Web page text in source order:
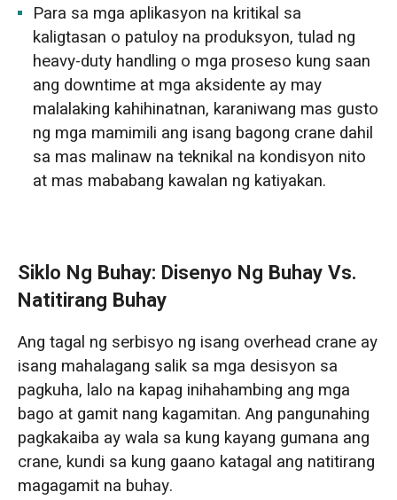
Para sa mga aplikasyon na kritikal sa
kaligtasan o patuloy na produksyon, tulad ng
heavy-duty handling o mga proseso kung saan
ang downtime at mga aksidente ay may
malalaking kahihinatnan, karaniwang mas gusto
ng mga mamimili ang isang bagong crane dahil
sa mas malinaw na teknikal na kondisyon nito
at mas mababang kawalan ng katiyakan.
Siklo Ng Buhay: Disenyo Ng Buhay Vs.
Natitirang Buhay
Ang tagal ng serbisyo ng isang overhead crane ay
isang mahalagang salik sa mga desisyon sa
pagkuha, lalo na kapag inihahambing ang mga
bago at gamit nang kagamitan. Ang pangunahing
pagkakaiba ay wala sa kung kayang gumana ang
crane, kundi sa kung gaano katagal ang natitirang
magagamit na buhay.